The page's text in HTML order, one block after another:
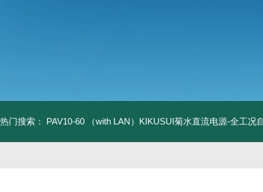
热门搜索： PAV10-60 （with LAN）KIKUSUI菊水直流电源-全工况